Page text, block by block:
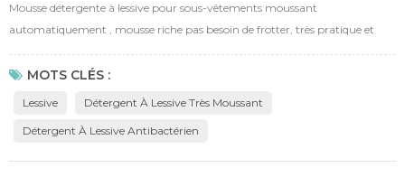
Mousse détergente à lessive pour sous-vêtements moussant
automatiquement , mousse riche pas besoin de frotter, très pratique et
portable. contiennent des enzymes capables d'éliminer les taches de
protéines, et des parfums de fraîcheur durables. antibactériens et
nettoyants en profondeur éliminant les bactéries et les acariens. la mousse
MOTS CLÉS :
Lessive Détergent À Lessive Très Moussant
Détergent À Lessive Antibactérien